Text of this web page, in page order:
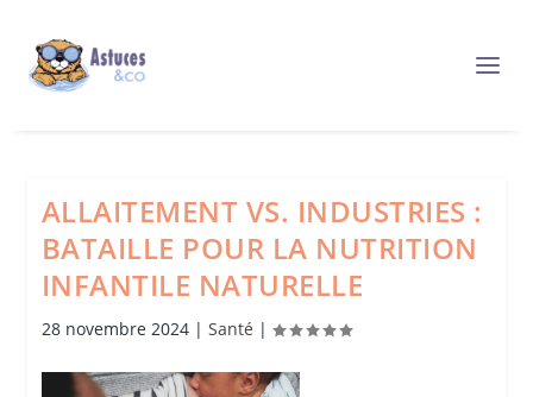
ALLAITEMENT VS. INDUSTRIES :
BATAILLE POUR LA NUTRITION
INFANTILE NATURELLE
28 novembre 2024| Santé |